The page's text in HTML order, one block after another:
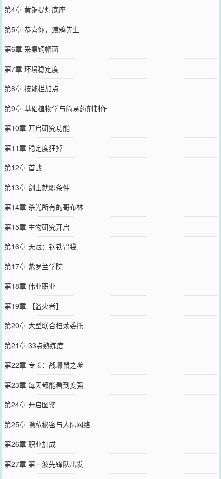
第4章 黄铜提灯底座
第5章 恭喜你，渡鸦先生
第6章 采集铜帽菌
第7章 环境稳定度
第8章 技能栏加点
第9章 基础植物学与简易药剂制作
第10章 开启研究功能
第11章 稳定度狂掉
第12章 首战
第13章 剑士就职条件
第14章 杀光所有的哥布林
第15章 生物研究开启
第16章 天赋：钢铁胃袋
第17章 紫罗兰学院
第18章 伟业职业
第19章 【盗火者】
第20章 大型联合扫荡委托
第21章 33点熟练度
第22章 专长：战壕鼠之噬
第23章 每天都能看到变强
第24章 开启图鉴
第25章 隐私秘密与人际网络
第26章 职业加成
第27章 第一波先锋队出发